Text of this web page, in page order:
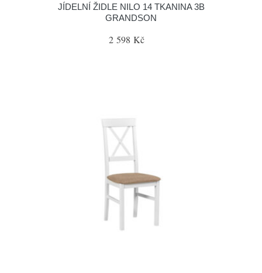
JÍDELNÍ ŽIDLE NILO 14 TKANINA 3B
GRANDSON
2 598 Kč